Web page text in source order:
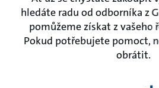
hledáte radu od odborníka z
pomůžeme získat z vašeho
Pokud potřebujete pomoct,
obrátit.